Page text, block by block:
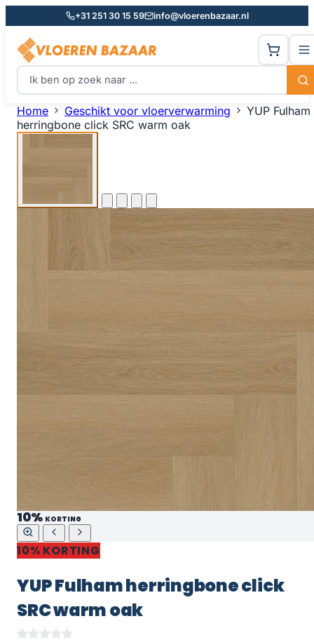
+31 251 30 15 59 info@vloerenbazaar.nl
Home Geschikt voor vloerverwarming
YUP Fulham
herringbone click SRC warm oak
10% KORTING
10% KORTING
YUP Fulham herringbone click
SRC warm oak